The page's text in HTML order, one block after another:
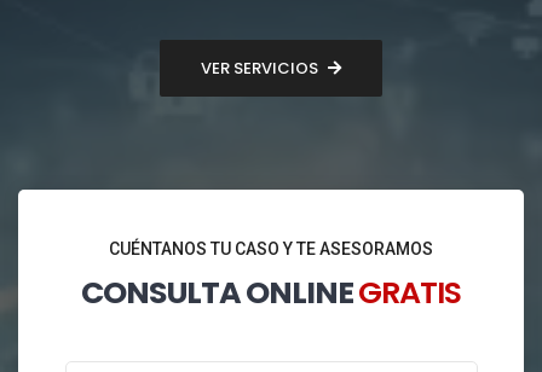
VER SERVICIOS
CUÉNTANOS TU CASO Y TE ASESORAMOS
CONSULTA ONLINEGRATIS